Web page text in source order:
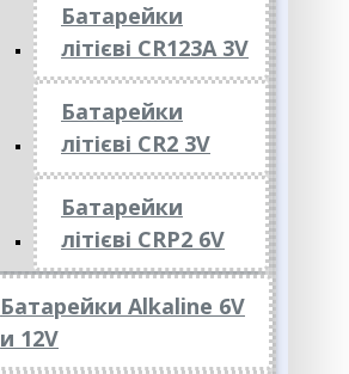
Батарейки
літієві CR123A 3V
Батарейки
літієві CR2 3V
Батарейки
літієві CRP2 6V
Батарейки Alkaline 6V
и 12V